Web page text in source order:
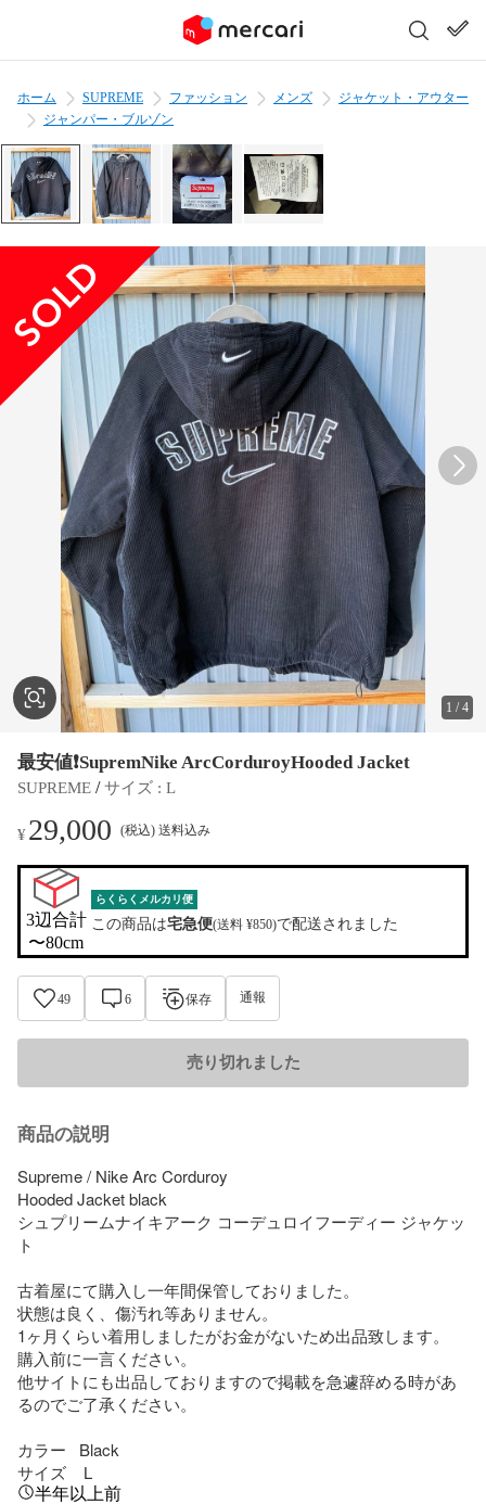
ホーム SUPREME ファッション メンズ
ジャケット・アウター
ジャンパー・ブルゾン
1 /4
最安値❗️SupremNike ArcCorduroyHooded Jacket
SUPREME / サイズ : L
¥29,000 (税込) 送料込み
3辺合計
〜80cm
らくらくメルカリ便
この商品は宅急便(送料 ¥850)で配送されました
49 6 保存 通報
売り切れました
商品の説明
Supreme / Nike Arc Corduroy
Hooded Jacket black
シュプリームナイキアーク コーデュロイフーディー ジャケッ
ト
古着屋にて購入し一年間保管しておりました。
状態は良く、傷汚れ等ありません。
1ヶ月くらい着用しましたがお金がないため出品致します。
購入前に一言ください。
他サイトにも出品しておりますので掲載を急遽辞める時があ
るのでご了承ください。
カラー   Black
サイズ    L
半年以上前